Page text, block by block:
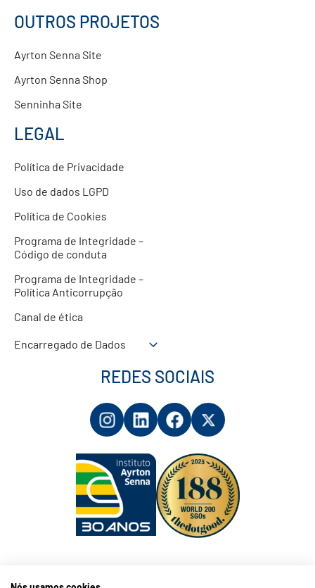
OUTROS PROJETOS
Ayrton Senna Site
Ayrton Senna Shop
Senninha Site
LEGAL
Política de Privacidade
Uso de dados LGPD
Política de Cookies
Programa de Integridade –
Código de conduta
Programa de Integridade –
Política Anticorrupção
Canal de ética
Encarregado de Dados
REDES SOCIAIS